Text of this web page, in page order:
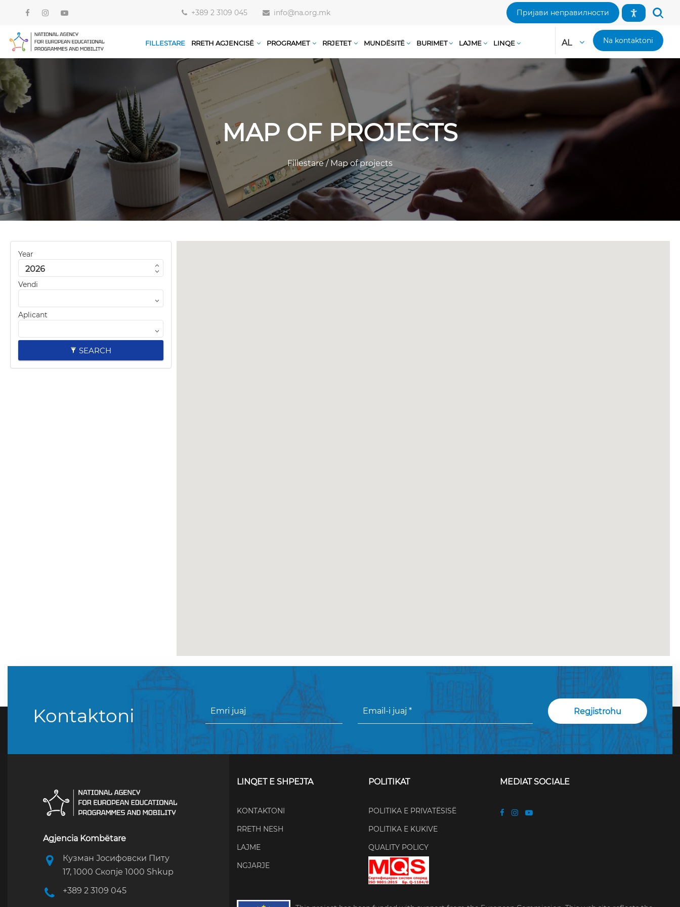
+389 2 3109 045 info@na.org.mk Пријави неправилности
FILLESTARE RRETH AGJENCISË PROGRAMET RRJETET MUNDËSITË BURIMET LAJME LINQE AL Na kontaktoni
MAP OF PROJECTS
Fillestare/Map of projects
Year
Vendi
Aplicant
SEARCH
Kontaktoni
Agjencia Kombëtare
Кузман Јосифовски Питу
17, 1000 Скопје 1000 Shkup
+389 2 3109 045
LINQET E SHPEJTA
KONTAKTONI
RRETH NESH
LAJME
NGJARJE
POLITIKAT
POLITIKA E PRIVATËSISË
POLITIKA E KUKIVE
QUALITY POLICY
MEDIAT SOCIALE